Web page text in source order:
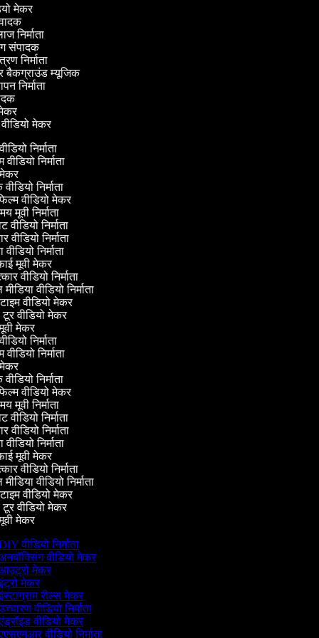
मेकर
निर्माता
संपादक
निर्माता
बैकग्राउंड म्यूजिक
निर्माता
मेकर
मेकर
निर्माता
निर्माता
निर्माता
वीडियो मेकर
मूवी निर्माता
निर्माता
वीडियो निर्माता
निर्माता
मूवी मेकर
वीडियो निर्माता
वीडियो निर्माता
वीडियो मेकर
वीडियो मेकर
मेकर
निर्माता
निर्माता
निर्माता
वीडियो मेकर
मूवी निर्माता
निर्माता
वीडियो निर्माता
निर्माता
मूवी मेकर
वीडियो निर्माता
वीडियो निर्माता
वीडियो मेकर
वीडियो मेकर
मेकर
वीडियो निर्माता
वीडियो मेकर
मेकर
मेकर
रील्स मेकर
वीडियो निर्माता
वीडियो मेकर
वीडियो निर्माता